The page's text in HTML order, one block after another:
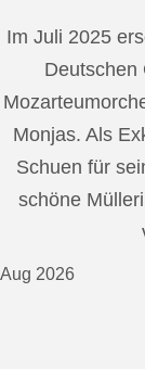
Im Juli 2025
Deutschen
Monjas. Als
Schuen für
schöne
Aug 2026